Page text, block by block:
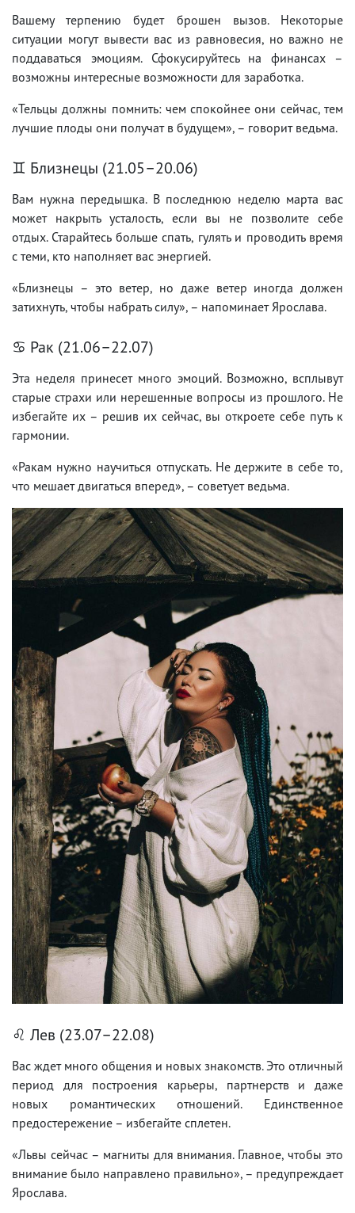
Вашему терпению будет брошен вызов. Некоторые
ситуации могут вывести вас из равновесия, но важно не
поддаваться эмоциям. Сфокусируйтесь на финансах –
возможны интересные возможности для заработка.
«Тельцы должны помнить: чем спокойнее они сейчас, тем
лучшие плоды они получат в будущем», – говорит ведьма.
♊ Близнецы (21.05–20.06)
Вам нужна передышка. В последнюю неделю марта вас
может накрыть усталость, если вы не позволите себе
отдых. Старайтесь больше спать, гулять и проводить время
с теми, кто наполняет вас энергией.
«Близнецы – это ветер, но даже ветер иногда должен
затихнуть, чтобы набрать силу», – напоминает Ярослава.
♋ Рак (21.06–22.07)
Эта неделя принесет много эмоций. Возможно, всплывут
старые страхи или нерешенные вопросы из прошлого. Не
избегайте их – решив их сейчас, вы откроете себе путь к
гармонии.
«Ракам нужно научиться отпускать. Не держите в себе то,
что мешает двигаться вперед», – советует ведьма.
♌ Лев (23.07–22.08)
Вас ждет много общения и новых знакомств. Это отличный
период для построения карьеры, партнерств и даже
новых романтических отношений. Единственное
предостережение – избегайте сплетен.
«Львы сейчас – магниты для внимания. Главное, чтобы это
внимание было направлено правильно», – предупреждает
Ярослава.